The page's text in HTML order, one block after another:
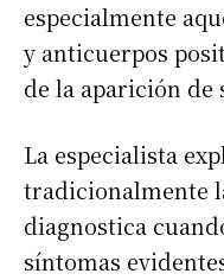
especialmente
y anticuerpos
de la aparición
La especialista
tradicionalmente
diagnostica
síntomas